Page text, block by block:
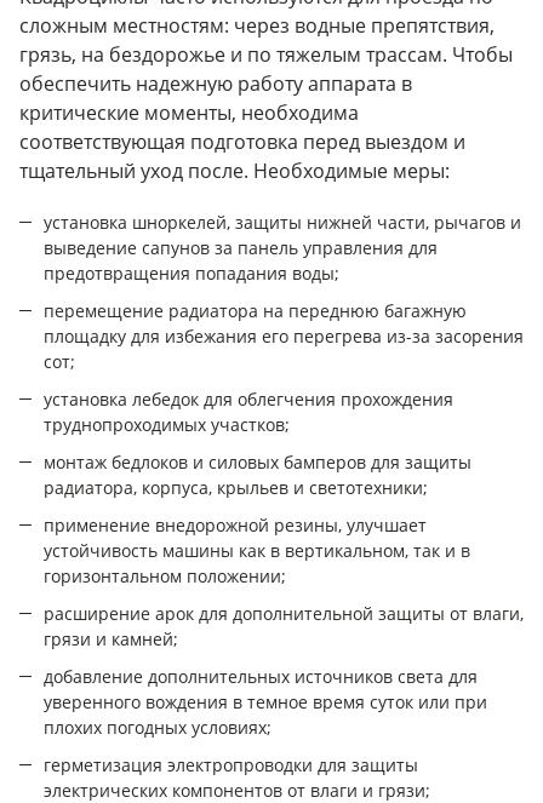
сложным местностям: через водные препятствия,
грязь, на бездорожье и по тяжелым трассам. Чтобы
обеспечить надежную работу аппарата в
критические моменты, необходима
соответствующая подготовка перед выездом и
тщательный уход после. Необходимые меры:
установка шноркелей, защиты нижней части, рычагов и
выведение сапунов за панель управления для
предотвращения попадания воды;
перемещение радиатора на переднюю багажную
площадку для избежания его перегрева из-за засорения
сот;
установка лебедок для облегчения прохождения
труднопроходимых участков;
монтаж бедлоков и силовых бамперов для защиты
радиатора, корпуса, крыльев и светотехники;
применение внедорожной резины, улучшает
устойчивость машины как в вертикальном, так и в
горизонтальном положении;
расширение арок для дополнительной защиты от влаги,
грязи и камней;
добавление дополнительных источников света для
уверенного вождения в темное время суток или при
плохих погодных условиях;
герметизация электропроводки для защиты
электрических компонентов от влаги и грязи;